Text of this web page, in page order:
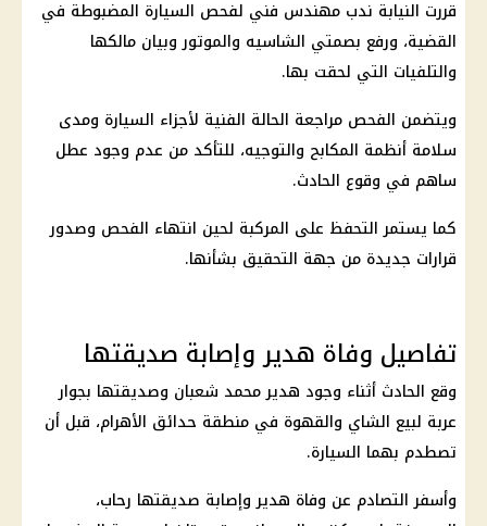
قررت النيابة ندب مهندس فني لفحص السيارة المضبوطة في
القضية، ورفع بصمتي الشاسيه والموتور وبيان مالكها
والتلفيات التي لحقت بها.
ويتضمن الفحص مراجعة الحالة الفنية لأجزاء السيارة ومدى
سلامة أنظمة المكابح والتوجيه، للتأكد من عدم وجود عطل
ساهم في وقوع الحادث.
كما يستمر التحفظ على المركبة لحين انتهاء الفحص وصدور
قرارات جديدة من جهة التحقيق بشأنها.
تفاصيل وفاة هدير وإصابة صديقتها
وقع الحادث أثناء وجود هدير محمد شعبان وصديقتها بجوار
عربة لبيع الشاي والقهوة في منطقة حدائق الأهرام، قبل أن
تصطدم بهما السيارة.
وأسفر التصادم عن وفاة هدير وإصابة صديقتها رحاب،